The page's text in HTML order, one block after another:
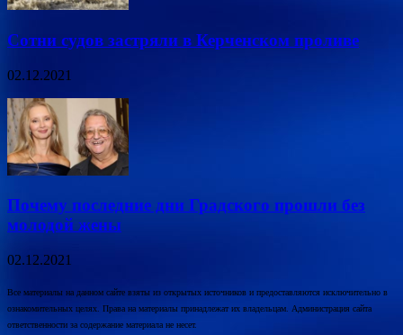
Сотни судов застряли в Керченском проливе
02.12.2021
Почему последние дни Градского прошли без
молодой жены
02.12.2021
Все материалы на данном сайте взяты из открытых источников и предоставляются исключительно в
ознакомительных целях. Права на материалы принадлежат их владельцам. Администрация сайта
ответственности за содержание материала не несет.